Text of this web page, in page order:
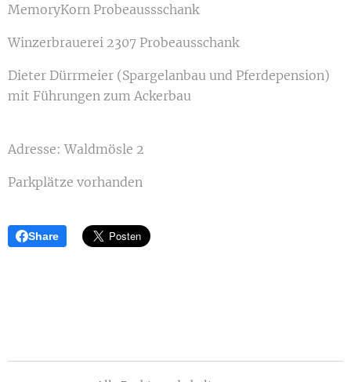
MemoryKorn Probeaussschank
Winzerbrauerei 2307 Probeausschank
Dieter Dürrmeier (Spargelanbau und Pferdepension)
mit Führungen zum Ackerbau
Adresse: Waldmösle 2
Parkplätze vorhanden
Share